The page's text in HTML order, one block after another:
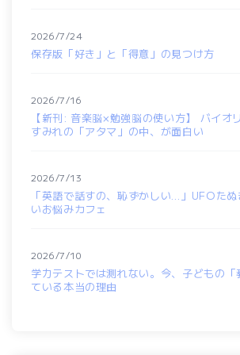
保存版「好き」と「得意」の見つけ方
2026/7/24
【新刊: 音楽脳×勉強脳の使い方】 バイオ
すみれの「アタマ」の中、が面白い
2026/7/16
「英語で話すの、恥ずかしい…」UFOた
いお悩みカフェ
2026/7/13
学力テストでは測れない。今、子どもの「
ている本当の理由
2026/7/10